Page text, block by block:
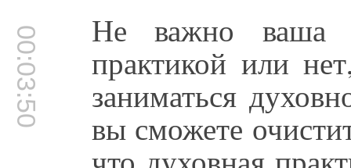
00:03:50 Не важно ваша
практикой или
заниматься
вы сможете